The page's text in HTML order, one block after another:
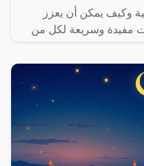
وكيف يمكن أن يعزز
مفيدة وسريعة لكل من